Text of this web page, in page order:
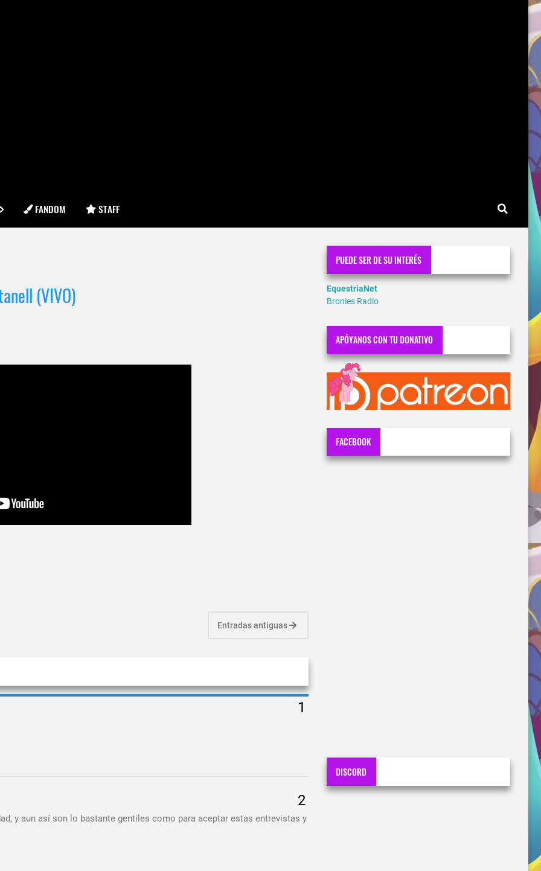
FANDOM STAFF
(VIVO)
Entradas antiguas
y aun así son lo bastante gentiles como para aceptar estas entrevistas y
PUEDE SER DE SU INTERÉS
EquestriaNet
Bronies Radio
APÓYANOS CON TU DONATIVO
FACEBOOK
DISCORD